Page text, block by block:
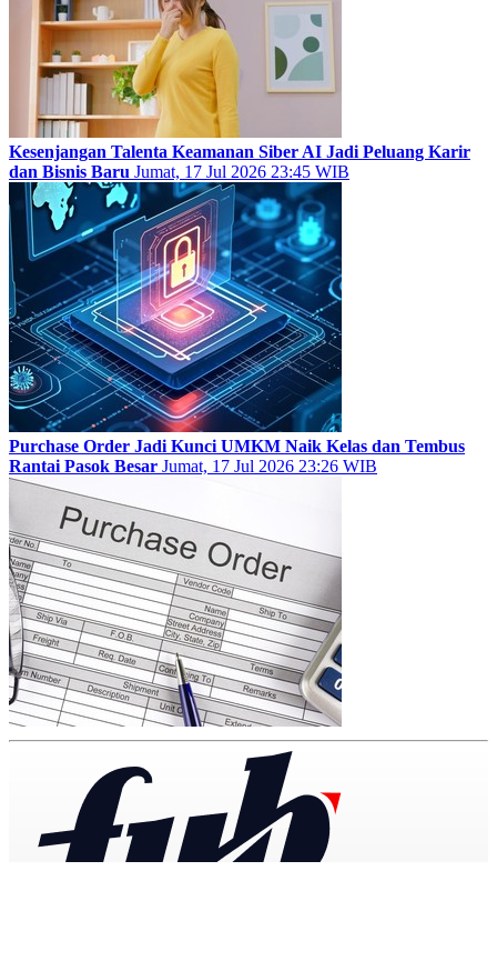
Kesenjangan Talenta Keamanan Siber AI Jadi Peluang Karir
dan Bisnis Baru Jumat, 17 Jul 2026 23:45 WIB
Purchase Order Jadi Kunci UMKM Naik Kelas dan Tembus
Rantai Pasok Besar Jumat, 17 Jul 2026 23:26 WIB